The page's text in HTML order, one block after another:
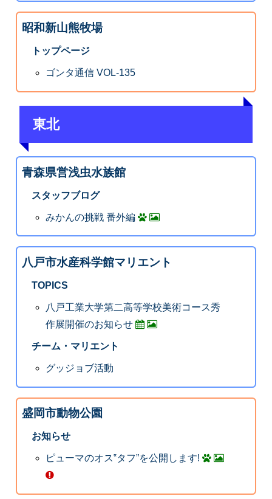
昭和新山熊牧場
トップページ
ゴンタ通信 VOL-135
東北
青森県営浅虫水族館
スタッフブログ
みかんの挑戦 番外編
八戸市水産科学館マリエント
TOPICS
八戸工業大学第二高等学校美術コース秀
作展開催のお知らせ
チーム・マリエント
グッジョブ活動
盛岡市動物公園
お知らせ
ピューマのオス‟タフ”を公開します!